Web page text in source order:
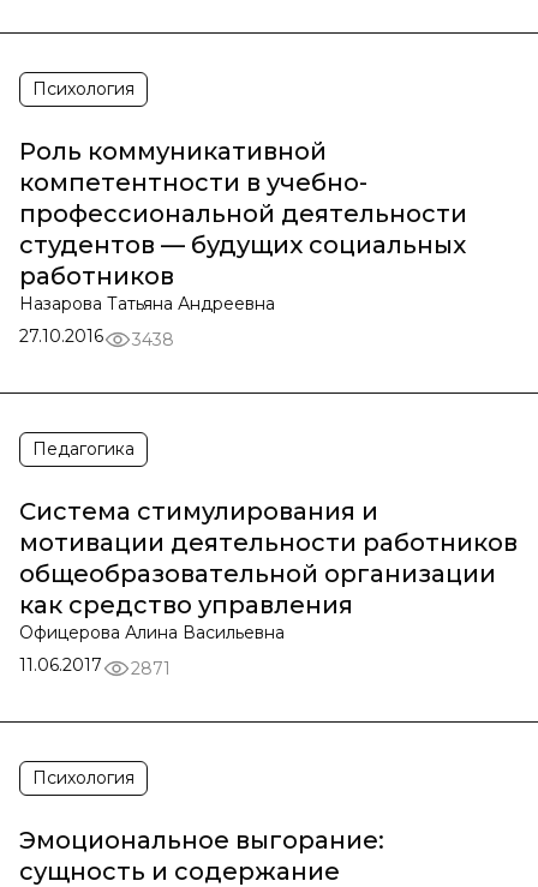
Психология
Роль коммуникативной
компетентности в учебно-
профессиональной деятельности
студентов — будущих социальных
работников
Назарова Татьяна Андреевна
27.10.2016
3438
Педагогика
Система стимулирования и
мотивации деятельности работников
общеобразовательной организации
как средство управления
Офицерова Алина Васильевна
11.06.2017
2871
Психология
Эмоциональное выгорание:
сущность и содержание